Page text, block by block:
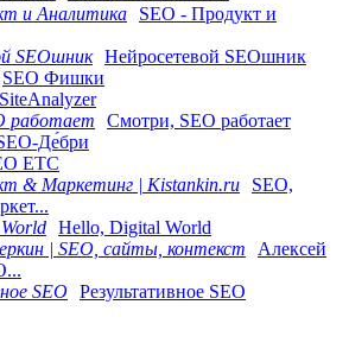
SEO - Продукт и
Нейросетевой SEOшник
SEO Фишки
SiteAnalyzer
Смотри, SEO работает
Де́бри
ETC
SEO,
Hello, Digital World
Алексей
Результативное SEO